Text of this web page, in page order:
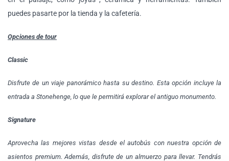
puedes pasarte por la tienda y la cafetería.
Opciones de tour
Classic
Disfrute de un viaje panorámico hasta su destino. Esta opción incluye la
entrada a Stonehenge, lo que le permitirá explorar el antiguo monumento.
Signature
Aprovecha las mejores vistas desde el autobús con nuestra opción de
asientos premium. Además, disfrute de un almuerzo para llevar. Tendrás